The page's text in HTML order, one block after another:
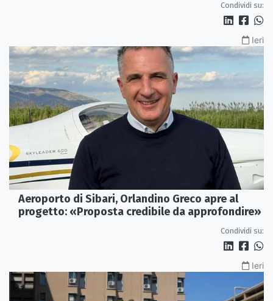
Condividi su:
Ieri
Aeroporto di Sibari, Orlandino Greco apre al
progetto: «Proposta credibile da approfondire»
Condividi su:
Ieri